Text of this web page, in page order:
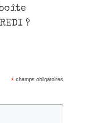
boîte
?
* champs obligatoires